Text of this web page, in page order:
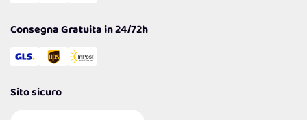
Consegna Gratuita in 24/72h
Sito sicuro